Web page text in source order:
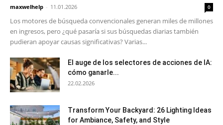
maxwelhelp - 11.01.2026 0
Los motores de búsqueda convencionales generan miles de millones
en ingresos, pero ¿qué pasaría si sus búsquedas diarias también
pudieran apoyar causas significativas? Varias...
El auge de los selectores de acciones de IA:
cómo ganarle...
22.02.2026
Transform Your Backyard: 26 Lighting Ideas
for Ambiance, Safety, and Style